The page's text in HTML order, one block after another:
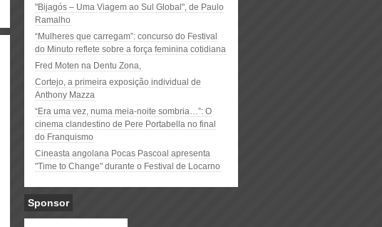
"Bijagós – Uma Viagem ao Sul Global", de Paulo
Ramalho
“Mulheres que carregam”: concurso do Festival
do Minuto reflete sobre a força feminina cotidiana
Fred Moten na Dentu Zona,
Cortejo, a primeira exposição individual de
Anthony Mazza
“Era uma vez, numa meia-noite sombria…”: O
cinema clandestino de Pere Portabella no final
do Franquismo
Cineasta angolana Pocas Pascoal apresenta
"Time to Change" durante o Festival de Locarno
Sponsor